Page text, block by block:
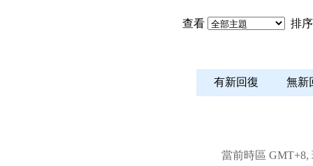
查看 排
有新回復 無
當前時區 GMT+8,